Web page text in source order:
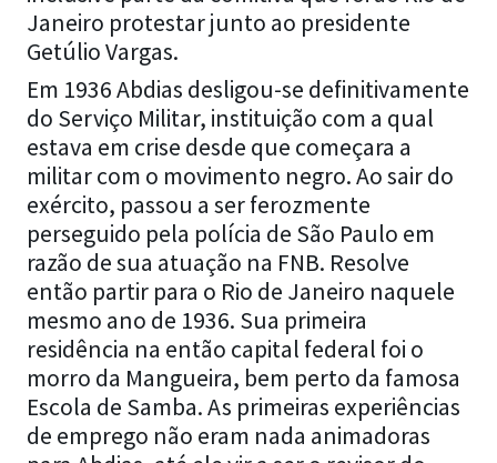
Janeiro protestar junto ao presidente
Getúlio Vargas.
Em 1936 Abdias desligou-se definitivamente
do Serviço Militar, instituição com a qual
estava em crise desde que começara a
militar com o movimento negro. Ao sair do
exército, passou a ser ferozmente
perseguido pela polícia de São Paulo em
razão de sua atuação na FNB. Resolve
então partir para o Rio de Janeiro naquele
mesmo ano de 1936. Sua primeira
residência na então capital federal foi o
morro da Mangueira, bem perto da famosa
Escola de Samba. As primeiras experiências
de emprego não eram nada animadoras